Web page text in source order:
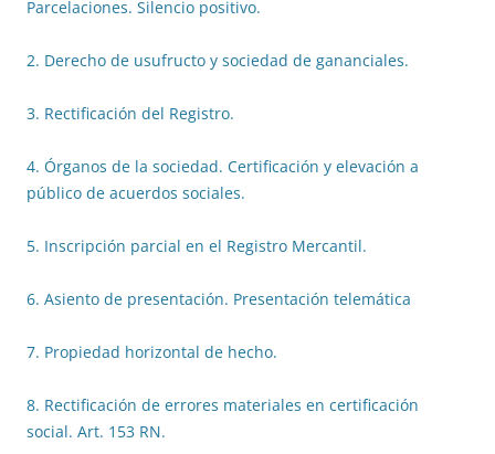
Parcelaciones. Silencio positivo.
2. Derecho de usufructo y sociedad de gananciales.
3. Rectificación del Registro.
4. Órganos de la sociedad. Certificación y elevación a
público de acuerdos sociales.
5. Inscripción parcial en el Registro Mercantil.
6. Asiento de presentación. Presentación telemática
7. Propiedad horizontal de hecho.
8. Rectificación de errores materiales en certificación
social. Art. 153 RN.